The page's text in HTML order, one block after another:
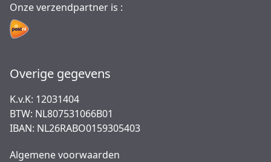
Onze verzendpartner is :
Overige gegevens
K.v.K: 12031404
BTW: NL807531066B01
IBAN: NL26RABO0159305403
Algemene voorwaarden